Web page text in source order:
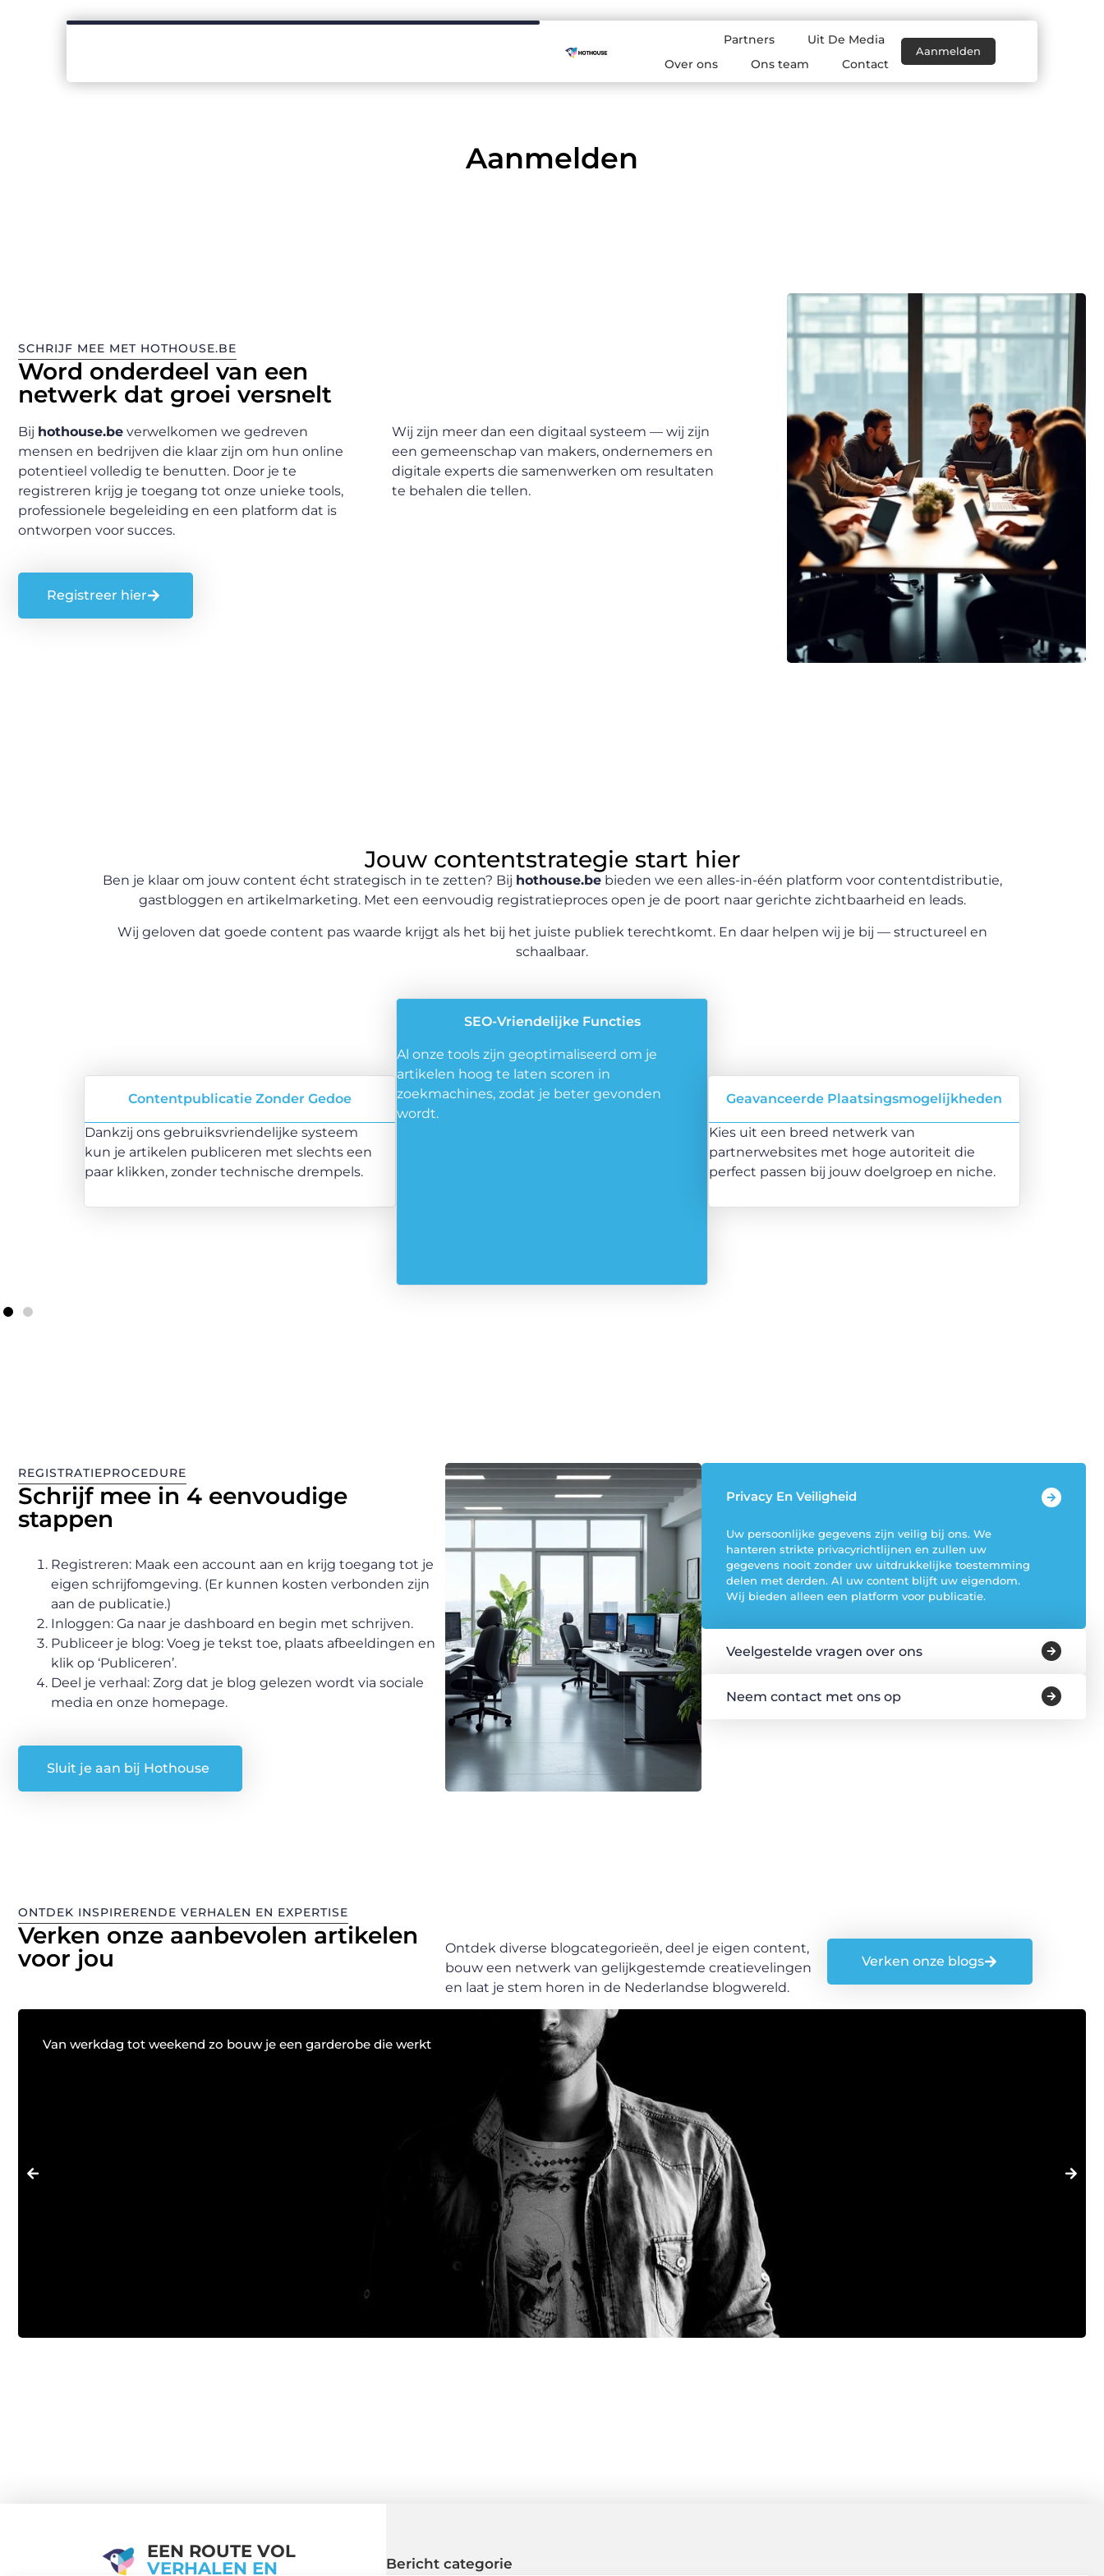
Partners
Uit De Media
Over ons
Ons team Contact
Aanmelden
Aanmelden
SCHRIJF MEE MET HOTHOUSE.BE
Word onderdeel van een
netwerk dat groei versnelt
Bij hothouse.be verwelkomen we gedreven
mensen en bedrijven die klaar zijn om hun online
potentieel volledig te benutten. Door je te
registreren krijg je toegang tot onze unieke tools,
professionele begeleiding en een platform dat is
ontworpen voor succes.
Wij zijn meer dan een digitaal systeem — wij zijn
een gemeenschap van makers, ondernemers en
digitale experts die samenwerken om resultaten
te behalen die tellen.
Registreer hier
Jouw contentstrategie start hier
Ben je klaar om jouw content écht strategisch in te zetten? Bij hothouse.bebieden we een alles-in-één platform voor contentdistributie,
gastbloggen en artikelmarketing. Met een eenvoudig registratieproces open je de poort naar gerichte zichtbaarheid en leads.
Wij geloven dat goede content pas waarde krijgt als het bij het juiste publiek terechtkomt. En daar helpen wij je bij — structureel en
schaalbaar.
Contentpublicatie Zonder Gedoe
Dankzij ons gebruiksvriendelijke systeem
kun je artikelen publiceren met slechts een
paar klikken, zonder technische drempels.
SEO-Vriendelijke Functies
Al onze tools zijn geoptimaliseerd om je
artikelen hoog te laten scoren in
zoekmachines, zodat je beter gevonden
wordt.
Geavanceerde Plaatsingsmogelijkheden
Kies uit een breed netwerk van
partnerwebsites met hoge autoriteit die
perfect passen bij jouw doelgroep en niche.
REGISTRATIEPROCEDURE
Schrijf mee in 4 eenvoudige
stappen
Registreren: Maak een account aan en krijg toegang tot je
eigen schrijfomgeving. (Er kunnen kosten verbonden zijn
aan de publicatie.)
Inloggen: Ga naar je dashboard en begin met schrijven.
Publiceer je blog: Voeg je tekst toe, plaats afbeeldingen en
klik op ‘Publiceren’.
Deel je verhaal: Zorg dat je blog gelezen wordt via sociale
media en onze homepage.
Sluit je aan bij Hothouse
Privacy En Veiligheid
Uw persoonlijke gegevens zijn veilig bij ons. We
hanteren strikte privacyrichtlijnen en zullen uw
gegevens nooit zonder uw uitdrukkelijke toestemming
delen met derden. Al uw content blijft uw eigendom.
Wij bieden alleen een platform voor publicatie.
Veelgestelde vragen over ons
Neem contact met ons op
ONTDEK INSPIRERENDE VERHALEN EN EXPERTISE
Verken onze aanbevolen artikelen
voor jou
Ontdek diverse blogcategorieën, deel je eigen content,
bouw een netwerk van gelijkgestemde creatievelingen
en laat je stem horen in de Nederlandse blogwereld.
Verken onze blogs
Van werkdag tot weekend zo bouw je een garderobe die werkt
EEN ROUTE VOL
VERHALEN EN
Bericht categorie